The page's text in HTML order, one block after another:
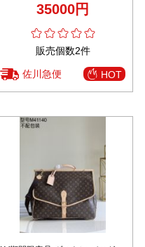
35000円
販売個数2件
佐川急便 HOT